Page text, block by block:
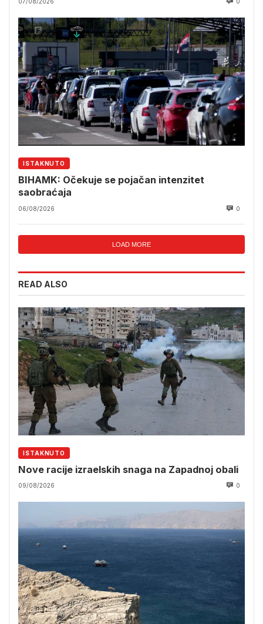
ISTAKNUTO
BIHAMK: Očekuje se pojačan intenzitet
saobraćaja
06/08/2026 0
LOAD MORE
READ ALSO
ISTAKNUTO
Nove racije izraelskih snaga na Zapadnoj obali
09/08/2026 0